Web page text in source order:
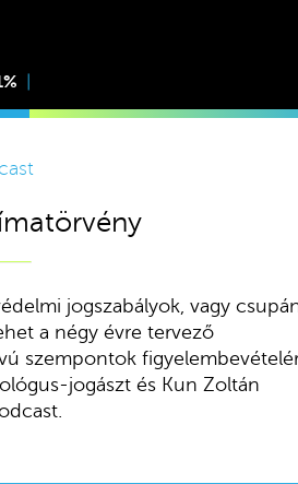
jogszabályok, vagy
a négy évre tervező
szempontok
jogászt és Kun Zoltán